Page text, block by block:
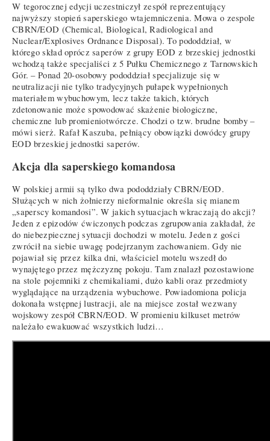
W tegorocznej edycji uczestniczył zespół reprezentujący
najwyższy stopień saperskiego wtajemniczenia. Mowa o zespole
CBRN/EOD (Chemical, Biological, Radiological and
Nuclear/Explosives Ordnance Disposal). To pododdział, w
którego skład oprócz saperów z grupy EOD z brzeskiej jednostki
wchodzą także specjaliści z 5 Pułku Chemicznego z Tarnowskich
Gór. – Ponad 20-osobowy pododdział specjalizuje się w
neutralizacji nie tylko tradycyjnych pułapek wypełnionych
materiałem wybuchowym, lecz także takich, których
zdetonowanie może spowodować skażenie biologiczne,
chemiczne lub promieniotwórcze. Chodzi o tzw. brudne bomby –
mówi sierż. Rafał Kaszuba, pełniący obowiązki dowódcy grupy
EOD brzeskiej jednostki saperów.
Akcja dla saperskiego komandosa
W polskiej armii są tylko dwa pododdziały CBRN/EOD.
Służących w nich żołnierzy nieformalnie określa się mianem
„saperscy komandosi”. W jakich sytuacjach wkraczają do akcji?
Jeden z epizodów ćwiczonych podczas zgrupowania zakładał, że
do niebezpiecznej sytuacji dochodzi w motelu. Jeden z gości
zwrócił na siebie uwagę podejrzanym zachowaniem. Gdy nie
pojawiał się przez kilka dni, właściciel motelu wszedł do
wynajętego przez mężczyznę pokoju. Tam znalazł pozostawione
na stole pojemniki z chemikaliami, dużo kabli oraz przedmioty
wyglądające na urządzenia wybuchowe. Powiadomiona policja
dokonała wstępnej lustracji, ale na miejsce został wezwany
wojskowy zespół CBRN/EOD. W promieniu kilkuset metrów
należało ewakuować wszystkich ludzi…